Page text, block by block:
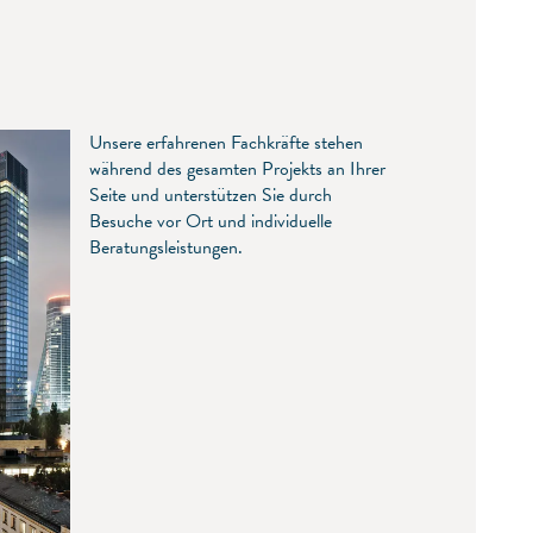
Unsere erfahrenen Fachkräfte stehen
während des gesamten Projekts an Ihrer
Seite und unterstützen Sie durch
Besuche vor Ort und individuelle
Beratungsleistungen.